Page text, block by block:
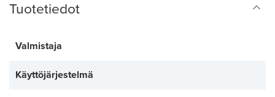
Tuotetiedot
Valmistaja
Käyttöjärjestelmä